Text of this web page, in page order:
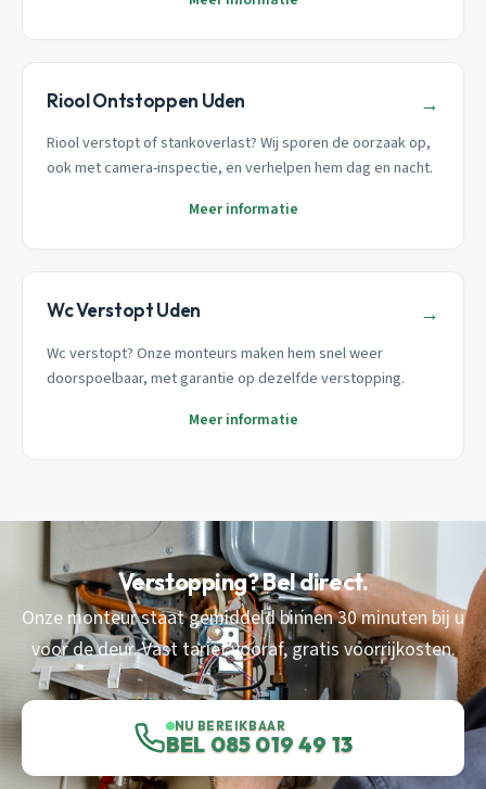
Riool Ontstoppen Uden →
Riool verstopt of stankoverlast? Wij sporen de oorzaak op,
ook met camera-inspectie, en verhelpen hem dag en nacht.
Meer informatie
Wc Verstopt Uden →
Wc verstopt? Onze monteurs maken hem snel weer
doorspoelbaar, met garantie op dezelfde verstopping.
Meer informatie
Verstopping? Bel direct.
Onze monteur staat gemiddeld binnen 30 minuten bij u
voor de deur. Vast tarief vooraf, gratis voorrijkosten.
NU BEREIKBAAR
BEL 085 019 49 13